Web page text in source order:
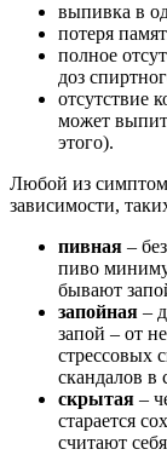
выпивка в
потеря
полное
доз
отсутствие
может
этого).
Любой из
зависимости,
пивная –
пиво
бывают
запойная –
запой – от
стрессовых
скандалов в
скрытая –
старается
считают